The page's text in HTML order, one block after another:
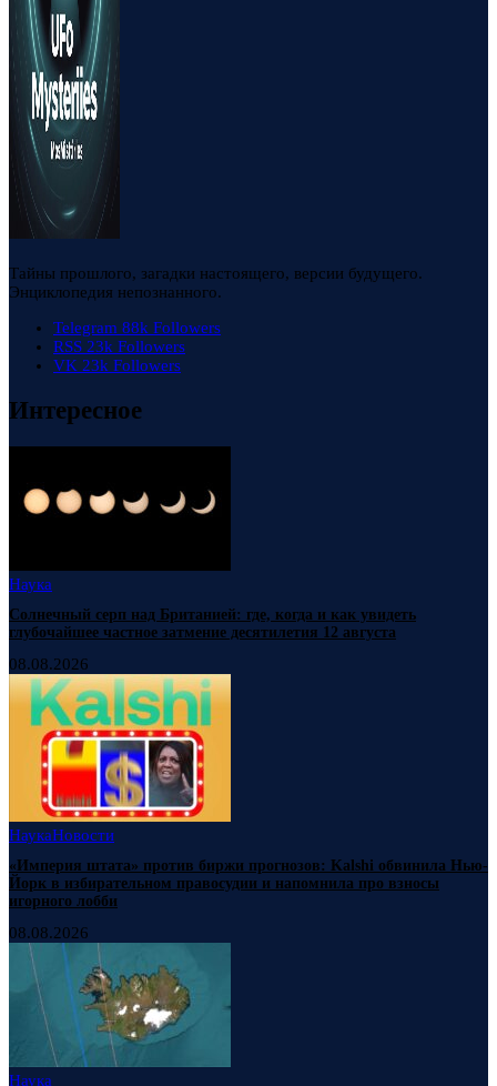
Тайны прошлого, загадки настоящего, версии будущего.
Энциклопедия непознанного.
Telegram 88k Followers
RSS 23k Followers
VK 23k Followers
Интересное
Наука
Солнечный серп над Британией: где, когда и как увидеть
глубочайшее частное затмение десятилетия 12 августа
08.08.2026
НаукаНовости
«Империя штата» против биржи прогнозов: Kalshi обвинила Нью-
Йорк в избирательном правосудии и напомнила про взносы
игорного лобби
08.08.2026
Наука